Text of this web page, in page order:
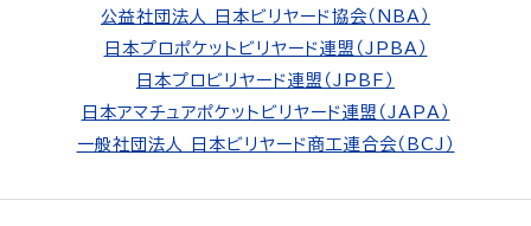
公益社団法人 日本ビリヤード協会（NBA）
日本プロポケットビリヤード連盟（JPBA）
日本プロビリヤード連盟（JPBF）
日本アマチュアポケットビリヤード連盟（JAPA）
一般社団法人 日本ビリヤード商工連合会（BCJ）